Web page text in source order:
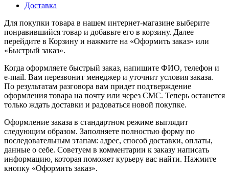
Доставка
Для покупки товара в нашем интернет-магазине выберите
понравившийся товар и добавьте его в корзину. Далее
перейдите в Корзину и нажмите на «Оформить заказ» или
«Быстрый заказ».
Когда оформляете быстрый заказ, напишите ФИО, телефон и
e-mail. Вам перезвонит менеджер и уточнит условия заказа.
По результатам разговора вам придет подтверждение
оформления товара на почту или через СМС. Теперь останется
только ждать доставки и радоваться новой покупке.
Оформление заказа в стандартном режиме выглядит
следующим образом. Заполняете полностью форму по
последовательным этапам: адрес, способ доставки, оплаты,
данные о себе. Советуем в комментарии к заказу написать
информацию, которая поможет курьеру вас найти. Нажмите
кнопку «Оформить заказ».